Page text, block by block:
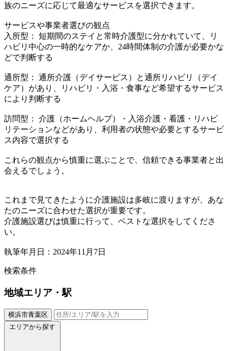
族のニーズに応じて最適なサービスを選択できます。
サービスや事業者選びの観点
入所型： 短期間のステイと常時介護型に分かれていて、リ
ハビリ中心の一時的なケアか、24時間体制の介護が必要かな
どで判断する
通所型： 通所介護（デイサービス）と通所リハビリ（デイ
ケア）があり、リハビリ・入浴・食事など希望するサービス
により判断する
訪問型： 介護（ホームヘルプ）・入浴介護・看護・リハビ
リテーションなどがあり、利用者の状態や必要とするサービ
ス内容で選択する
これらの観点から慎重に選ぶことで、信頼できる事業者と出
会えるでしょう。
これまで見てきたように介護施設は多岐に渡りますが、あな
たのニーズに合わせた選択が重要です。
介護施設選びは慎重に行って、ベストな選択をしてくださ
い。
執筆年月日：2024年11月7日
検索条件
地域エリア・駅
横浜市青葉区
エリアから探す